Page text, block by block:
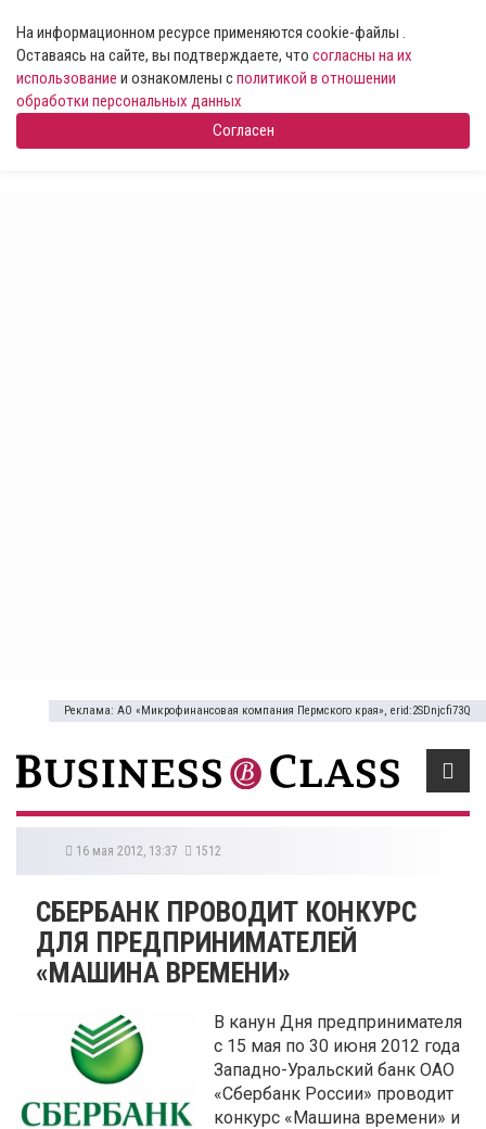
На информационном ресурсе применяются cookie-файлы .
Оставаясь на сайте, вы подтверждаете, что согласны на их
использование и ознакомлены сполитикой в отношении
обработки персональных данных
Согласен
Реклама: АО «Микрофинансовая компания Пермского края», erid:2SDnjcfi73Q
16 мая 2012, 13:37 1512
СБЕРБАНК ПРОВОДИТ КОНКУРС
ДЛЯ ПРЕДПРИНИМАТЕЛЕЙ
«МАШИНА ВРЕМЕНИ»
В канун Дня предпринимателя
с 15 мая по 30 июня 2012 года
Западно-Уральский банк ОАО
«Сбербанк России» проводит
конкурс «Машина времени» и